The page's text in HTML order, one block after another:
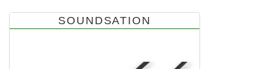
SOUNDSATION